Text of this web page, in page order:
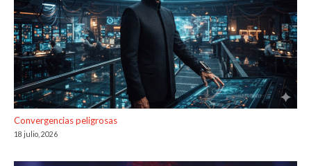
Convergencias peligrosas
18 julio, 2026